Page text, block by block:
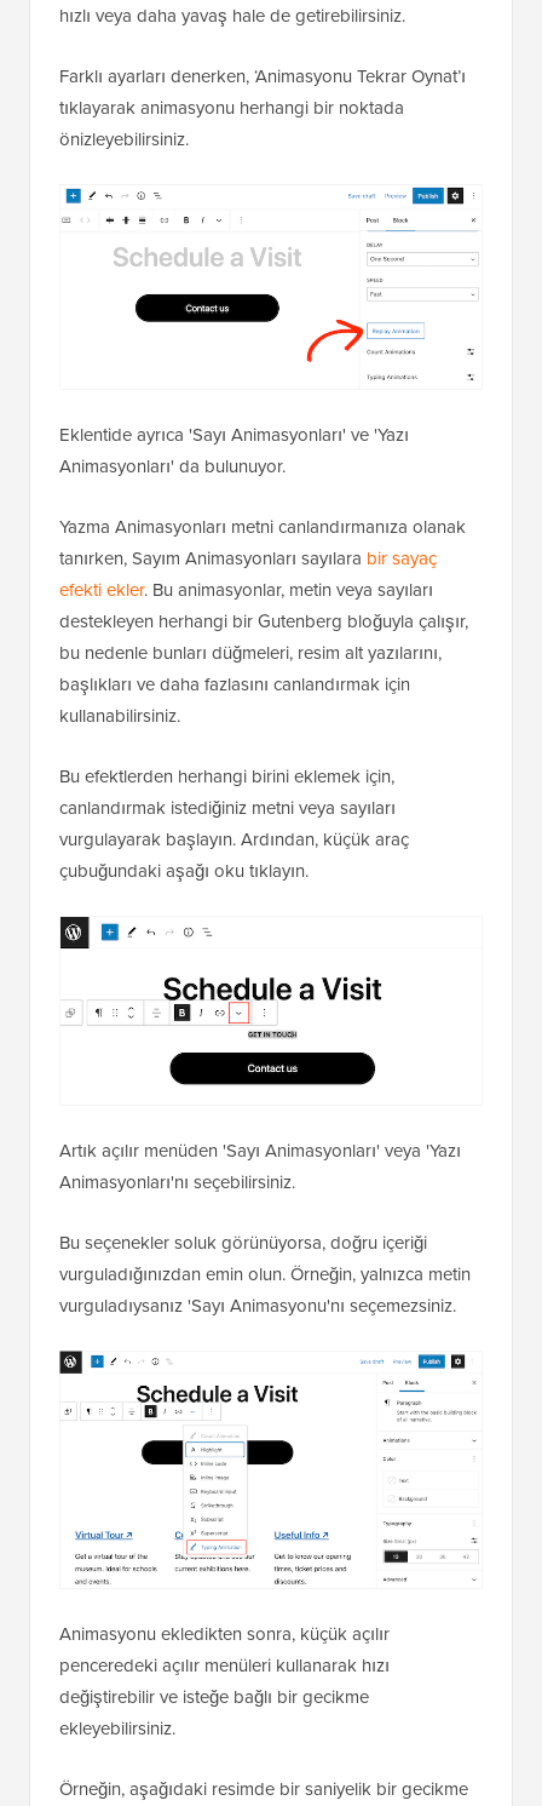
hızlı veya daha yavaş hale de getirebilirsiniz.
Farklı ayarları denerken, ‘Animasyonu Tekrar Oynat’ı
tıklayarak animasyonu herhangi bir noktada
önizleyebilirsiniz.
Eklentide ayrıca 'Sayı Animasyonları' ve 'Yazı
Animasyonları' da bulunuyor.
Yazma Animasyonları metni canlandırmanıza olanak
tanırken, Sayım Animasyonları sayılara bir sayaç
efekti ekler. Bu animasyonlar, metin veya sayıları
destekleyen herhangi bir Gutenberg bloğuyla çalışır,
bu nedenle bunları düğmeleri, resim alt yazılarını,
başlıkları ve daha fazlasını canlandırmak için
kullanabilirsiniz.
Bu efektlerden herhangi birini eklemek için,
canlandırmak istediğiniz metni veya sayıları
vurgulayarak başlayın. Ardından, küçük araç
çubuğundaki aşağı oku tıklayın.
Artık açılır menüden 'Sayı Animasyonları' veya 'Yazı
Animasyonları'nı seçebilirsiniz.
Bu seçenekler soluk görünüyorsa, doğru içeriği
vurguladığınızdan emin olun. Örneğin, yalnızca metin
vurguladıysanız 'Sayı Animasyonu'nı seçemezsiniz.
Animasyonu ekledikten sonra, küçük açılır
penceredeki açılır menüleri kullanarak hızı
değiştirebilir ve isteğe bağlı bir gecikme
ekleyebilirsiniz.
Örneğin, aşağıdaki resimde bir saniyelik bir gecikme